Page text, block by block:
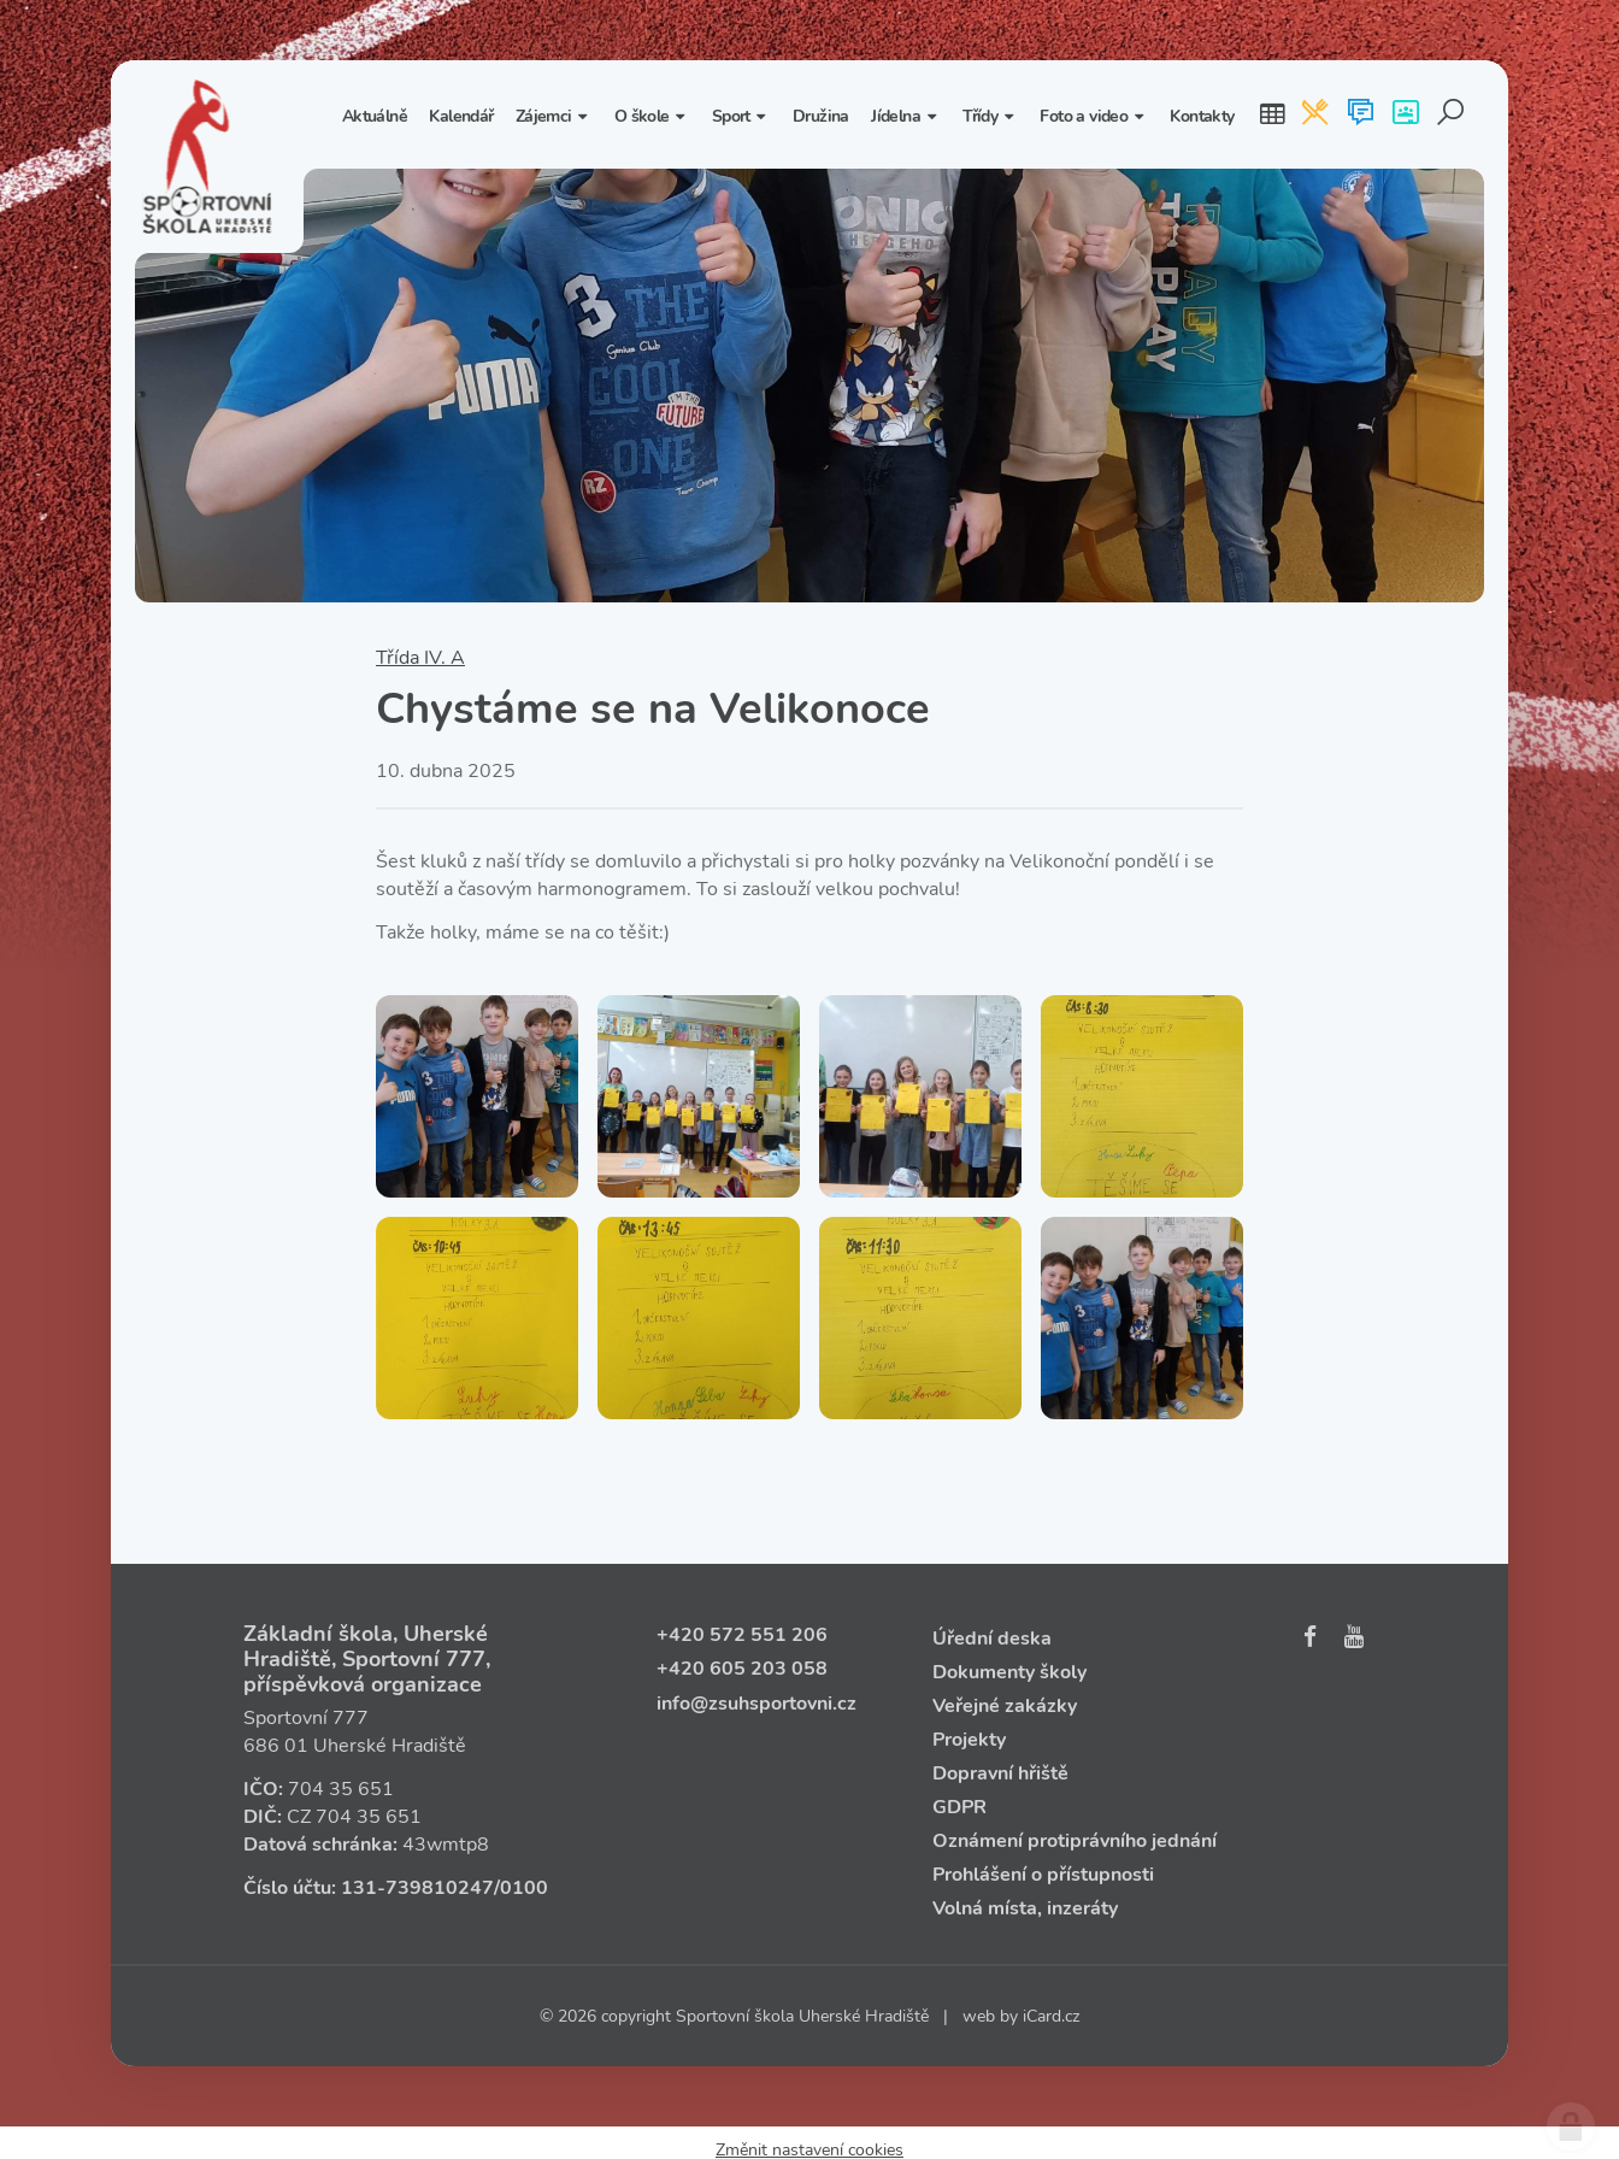
Aktuálně Kalendář Zájemci
1. třída
Sportovní třídy
Nesportovní třídy
O škole
Základní informace
Organizace školního roku
Výuka a učební plán
Zájmové kroužky
Školní poradenské
pracoviště
Školní psycholožka
SRPŠ – Spolek rodičů a
přátel školy
Sport
Lyžařské kurzy
Rekordy školy v tělesné
výchově
Spolupráce se sportovními
kluby
Školní sportovní klub
Tělesná výchova a sport
Družina Jídelna
Základní informace
Vnitřní řád školní jídelny
Třídy
Třída I. A Třída I. B Třída I. C
Třída II. A Třída II. B Třída II. C
Třída III. A Třída III. B Třída III. C
Třída IV. A Třída IV. B Třída IV. C
Třída V. A Třída V. B Třída V. C
Třída VI. A Třída VI. B
Třída VII. A Třída VII. B Třída VII. C
Třída VIII. A Třída VIII. B Třída VIII. C
Třída IX. B Třída IX. C
Foto a video
Fotogalerie
Videa
Kontakty
Třída IV. A
Chystáme se na Velikonoce
10. dubna 2025
Šest kluků z naší třídy se domluvilo a přichystali si pro holky pozvánky na Velikonoční pondělí i se
soutěží a časovým harmonogramem. To si zaslouží velkou pochvalu!
Takže holky, máme se na co těšit:)
Základní škola, Uherské
Hradiště, Sportovní 777,
příspěvková organizace
Sportovní 777
686 01 Uherské Hradiště
IČO: 704 35 651
DIČ: CZ 704 35 651
Datová schránka: 43wmtp8
Číslo účtu: 131‑739810247/0100
+420 572 551 206
+420 605 203 058
info@zsuhsportovni.cz
Úřední deska
Dokumenty školy
Veřejné zakázky
Projekty
Dopravní hřiště
GDPR
Oznámení protiprávního jednání
Prohlášení o přístupnosti
Volná místa, inzeráty
© 2026 copyright Sportovní škola Uherské Hradiště | web by iCard.cz
Změnit nastavení cookies